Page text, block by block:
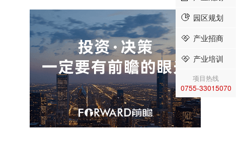
园区规划
产业招商
产业培训
项目热线
0755-33015070